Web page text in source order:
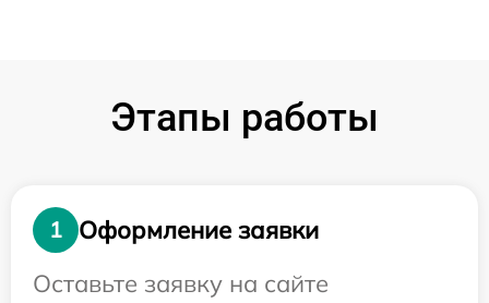
Этапы работы
1
Оформление заявки
Оставьте заявку на сайте